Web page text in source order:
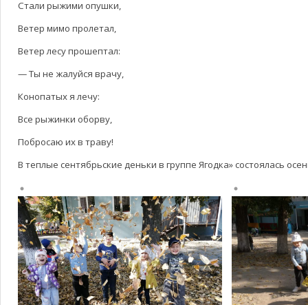
Стали рыжими опушки,
Ветер мимо пролетал,
Ветер лесу прошептал:
— Ты не жалуйся врачу,
Конопатых я лечу:
Все рыжинки оборву,
Побросаю их в траву!
В теплые сентябрьские деньки в группе Ягодка» состоялась